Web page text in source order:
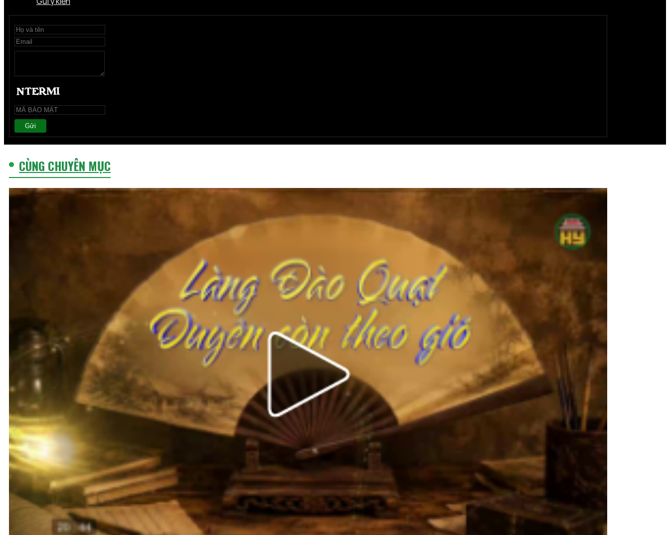
Gửi
CÙNG CHUYÊN MỤC